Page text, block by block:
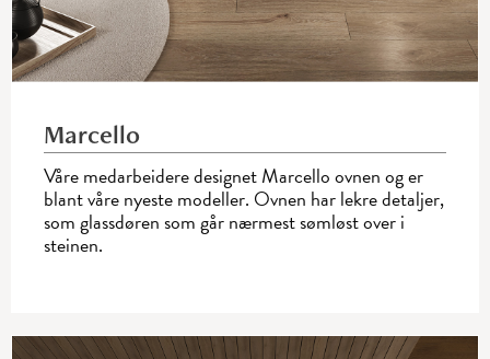
Marcello
Våre medarbeidere designet Marcello ovnen og er
blant våre nyeste modeller. Ovnen har lekre ­detaljer,
som glassdøren som går ­nærmest sømløst over i
steinen.